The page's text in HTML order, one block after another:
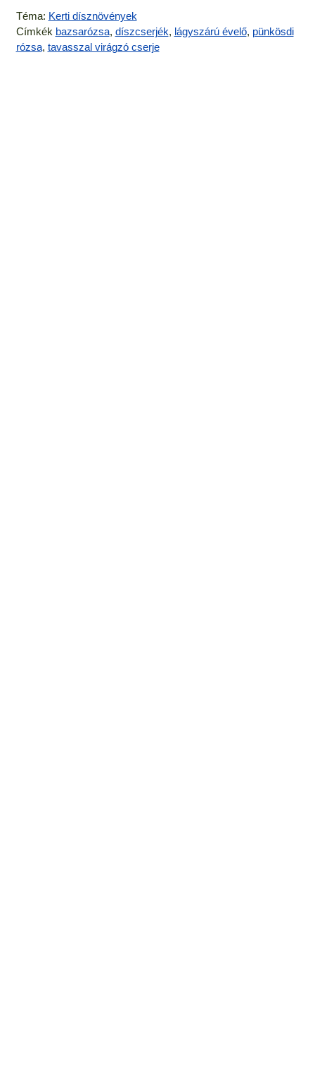
Téma: Kerti dísznövények
Címkék bazsarózsa, díszcserjék, lágyszárú évelő, pünkösdi
rózsa, tavasszal virágzó cserje